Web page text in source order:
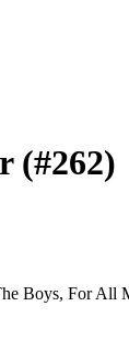
(#262)
Boys, For All